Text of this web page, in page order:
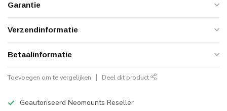
Garantie
Verzendinformatie
Betaalinformatie
Toevoegen om te vergelijken Deel dit product
Geautoriseerd Neomounts Reseller